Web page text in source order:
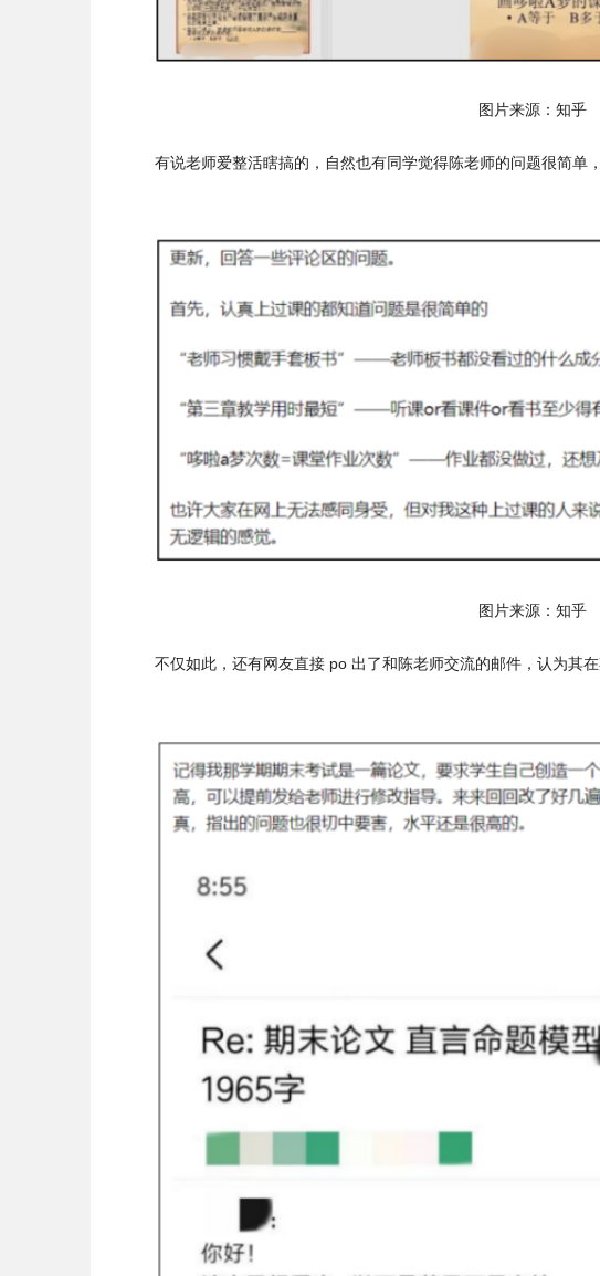
图片来源：知乎
有说老师爱整活瞎搞的，自然也有同学觉得陈老师的问题很简单
图片来源：知乎
不仅如此，还有网友直接 po 出了和陈老师交流的邮件，认为其